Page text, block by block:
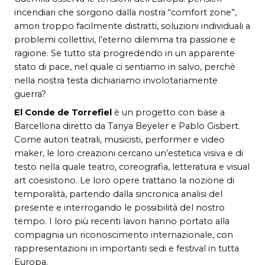
incendiari che sorgono dalla nostra “comfort zone”,
amori troppo facilmente distratti, soluzioni individuali a
problemi collettivi, l’eterno dilemma tra passione e
ragione. Se tutto sta progredendo in un apparente
stato di pace, nel quale ci sentiamo in salvo, perchè
nella nostra testa dichiariamo involotariamente
guerra?
El Conde de Torrefiel è un progetto con base a
Barcellona diretto da Tanya Beyeler e Pablo Gisbert.
Come autori teatrali, musicisti, performer e video
maker, le loro creazioni cercano un’estetica visiva e di
testo nella quale teatro, coreografia, letteratura e visual
art coesistono. Le loro opere trattano la nozione di
temporalità, partendo dalla sincronica analisi del
presente e interrogando le possibilità del nostro
tempo. I loro più recenti lavori hanno portato alla
compagnia un riconoscimento internazionale, con
rappresentazioni in importanti sedi e festival in tutta
Europa.